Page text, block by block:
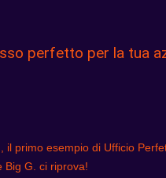
perfetto per la tua
il primo esempio di Ufficio
Big G. ci riprova!